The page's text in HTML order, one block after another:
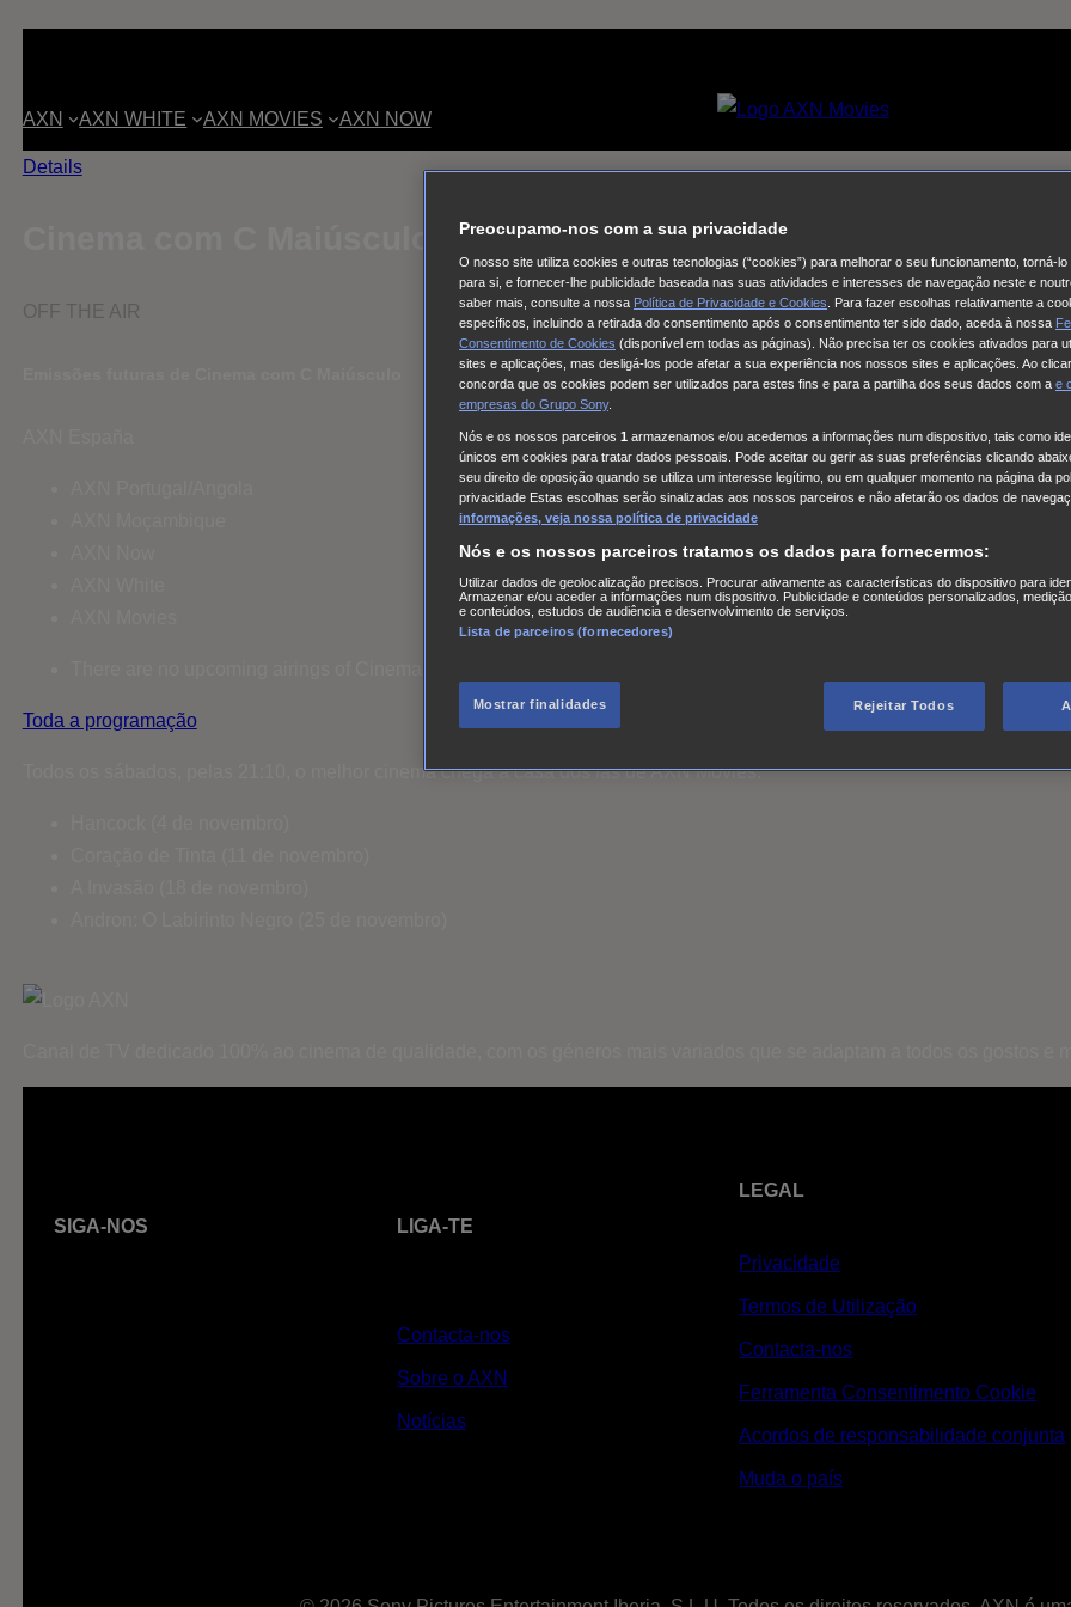
AXN AXN WHITE AXN MOVIES AXN NOW
Details
OFF THE AIR
Toda a programação
Todos os sábados, pelas 21:10, o melhor cinema chega à casa dos fãs de AXN Movies.
SIGA-NOS LIGA-TE
Contacta-nos
Sobre o AXN
Notícias
LEGAL
Privacidade
Termos de Utilização
Contacta-nos
Ferramenta Consentimento Cookie
Acordos de responsabilidade conjunta
Muda o país
Preocupamo-nos com a sua privacidade
O nosso site utiliza cookies e outras tecnologias (“cookies”) para melhorar o seu funcionamento, torná-
para si, e fornecer-lhe publicidade baseada nas suas atividades e interesses de navegação neste e
saber mais, consulte a nossa Política de Privacidade e Cookies . Para fazer escolhas relativamente a
específicos, incluindo a retirada do consentimento após o consentimento ter sido dado, aceda à nossa
Consentimento de Cookies (disponível em todas as páginas). Não precisa ter os cookies ativados para
sites e aplicações, mas desligá-los pode afetar a sua experiência nos nossos sites e aplicações. Ao
concorda que os cookies podem ser utilizados para estes fins e para a partilha dos seus dados com a e
empresas do Grupo Sony.
Nós e os nossos parceiros 1 armazenamos e/ou acedemos a informações num dispositivo, tais como
únicos em cookies para tratar dados pessoais. Pode aceitar ou gerir as suas preferências clicando
seu direito de oposição quando se utiliza um interesse legítimo, ou em qualquer momento na página da
privacidade Estas escolhas serão sinalizadas aos nossos parceiros e não afetarão os dados de
informações, veja nossa política de privacidade
Nós e os nossos parceiros tratamos os dados para fornecermos:
Utilizar dados de geolocalização precisos. Procurar ativamente as características do dispositivo para
Armazenar e/ou aceder a informações num dispositivo. Publicidade e conteúdos personalizados,
e conteúdos, estudos de audiência e desenvolvimento de serviços.
Lista de parceiros (fornecedores)
Mostrar finalidades Rejeitar Todos